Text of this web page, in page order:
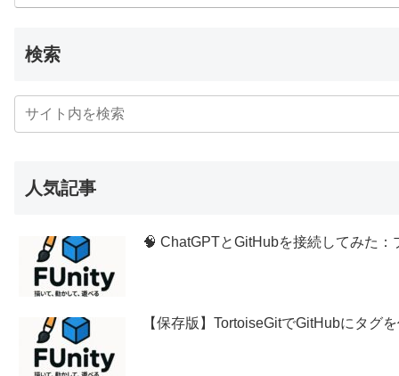
検索
人気記事
🧠 ChatGPTとGitHubを接続してみた
【保存版】TortoiseGitでGitHubにタグ